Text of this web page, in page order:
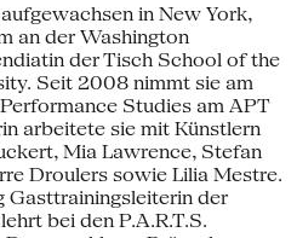
in New York,
an der Washington
der Tisch School of the
Seit 2008 nimmt sie am
Studies am APT
arbeitete sie mit Künstlern
Mia Lawrence, Stefan
Droulers sowie Lilia Mestre.
Gasttrainingsleiterin der
bei den P.A.R.T.S.